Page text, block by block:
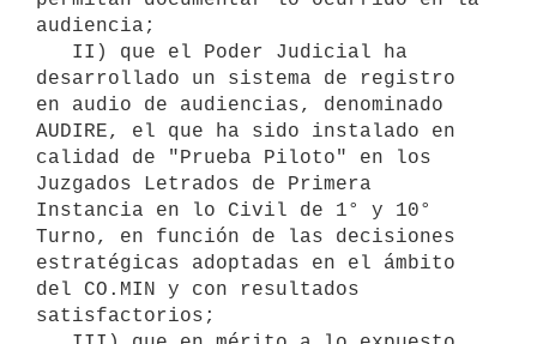
audiencia;
desarrollado un sistema de registro
en audio de audiencias, denominado
AUDIRE, el que ha sido instalado en
calidad de "Prueba Piloto" en los
Juzgados Letrados de Primera
Instancia en lo Civil de 1° y 10°
Turno, en función de las decisiones
estratégicas adoptadas en el ámbito
del CO.MIN y con resultados
satisfactorios;